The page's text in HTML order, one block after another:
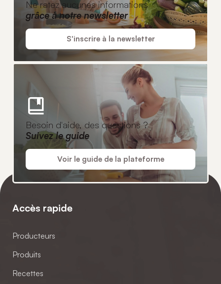
Ne ratez aucunes informations
grâce à notre newsletter
S'inscrire à la newsletter
Besoin d'aide, des questions ?
Suivez le guide
Voir le guide de la plateforme
Accès rapide
Producteurs
Produits
Recettes